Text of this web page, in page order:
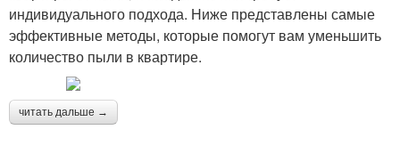
индивидуального подхода. Ниже представлены самые
эффективные методы, которые помогут вам уменьшить
количество пыли в квартире.
читать дальше →